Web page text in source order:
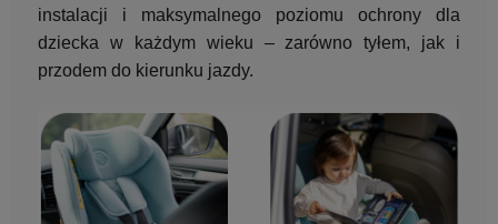
instalacji i maksymalnego poziomu ochrony dla
dziecka w każdym wieku – zarówno tyłem, jak i
przodem do kierunku jazdy.